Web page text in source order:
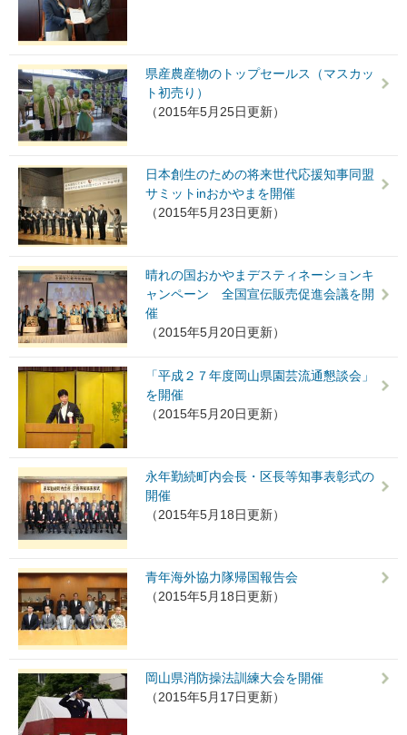
県産農産物のトップセールス（マスカッ
ト初売り）
（2015年5月25日更新）
日本創生のための将来世代応援知事同盟
サミットinおかやまを開催
（2015年5月23日更新）
晴れの国おかやまデスティネーションキ
ャンペーン 全国宣伝販売促進会議を開
催
（2015年5月20日更新）
「平成２７年度岡山県園芸流通懇談会」
を開催
（2015年5月20日更新）
永年勤続町内会長・区長等知事表彰式の
開催
（2015年5月18日更新）
青年海外協力隊帰国報告会
（2015年5月18日更新）
岡山県消防操法訓練大会を開催
（2015年5月17日更新）